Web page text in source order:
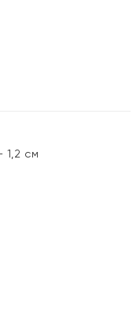
1,2 см